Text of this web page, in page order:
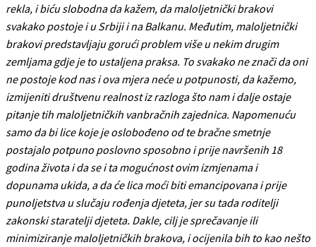
rekla, i biću slobodna da kažem, da maloljetnički brakovi
svakako postoje i u Srbiji i na Balkanu. Međutim, maloljetnički
brakovi predstavljaju gorući problem više u nekim drugim
zemljama gdje je to ustaljena praksa. To svakako ne znači da oni
ne postoje kod nas i ova mjera neće u potpunosti, da kažemo,
izmijeniti društvenu realnost iz razloga što nam i dalje ostaje
pitanje tih maloljetničkih vanbračnih zajednica. Napomenuću
samo da bi lice koje je oslobođeno od te bračne smetnje
postajalo potpuno poslovno sposobno i prije navršenih 18
godina života i da se i ta mogućnost ovim izmjenama i
dopunama ukida, a da će lica moći biti emancipovana i prije
punoljetstva u slučaju rođenja djeteta, jer su tada roditelji
zakonski staratelji djeteta. Dakle, cilj je sprečavanje ili
minimiziranje maloljetničkih brakova, i ocijenila bih to kao nešto